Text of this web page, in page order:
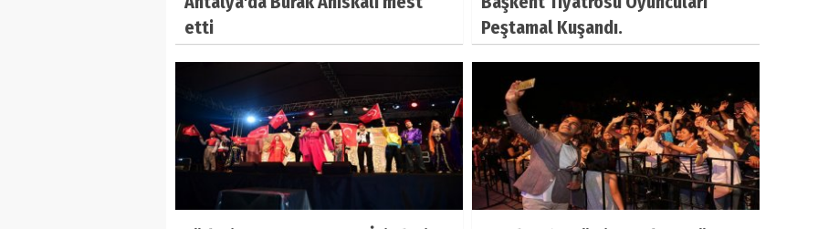
etti
Peştamal Kuşandı.